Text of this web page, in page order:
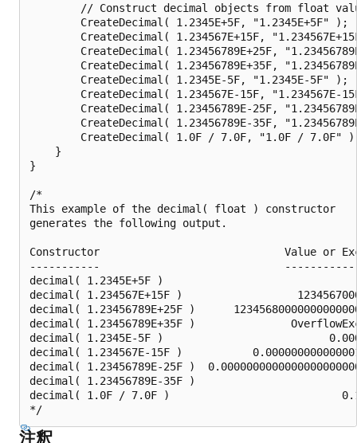
// Construct decimal objects from float
        CreateDecimal( 1.2345E+5F, "1.2345E+5F" );
CreateDecimal( 1.234567E+15F,
CreateDecimal( 1.23456789E+25F,
CreateDecimal( 1.23456789E+35F,
        CreateDecimal( 1.2345E-5F, "1.2345E-5F" );
CreateDecimal( 1.234567E-15F, "1.234567E-
CreateDecimal( 1.23456789E-25F,
CreateDecimal( 1.23456789E-35F,
CreateDecimal( 1.0F / 7.0F, "1.0F / 7.0F"
    }
}
/*
This example of the decimal( float ) constructor
generates the following output.
Constructor                             Value or
-----------
decimal( 1.2345E+5F )
decimal( 1.234567E+15F )
decimal( 1.23456789E+25F )
decimal( 1.23456789E+35F )
decimal( 1.2345E-5F )
decimal( 1.234567E-15F )
decimal( 1.23456789E-25F )
decimal( 1.23456789E-35F )
decimal( 1.0F / 7.0F )
注釈